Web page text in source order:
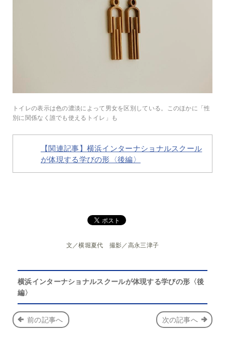
トイレの表示は色の濃淡によって男女を区別している。このほかに「性
別に関係なく誰でも使えるトイレ」も
【関連記事】 横浜インターナショナルスクール
が体現する学びの形〈後編〉
文／横堀夏代 撮影／高永三津子
横浜インターナショナルスクールが体現する学びの形〈後
編〉
前の記事へ 次の記事へ